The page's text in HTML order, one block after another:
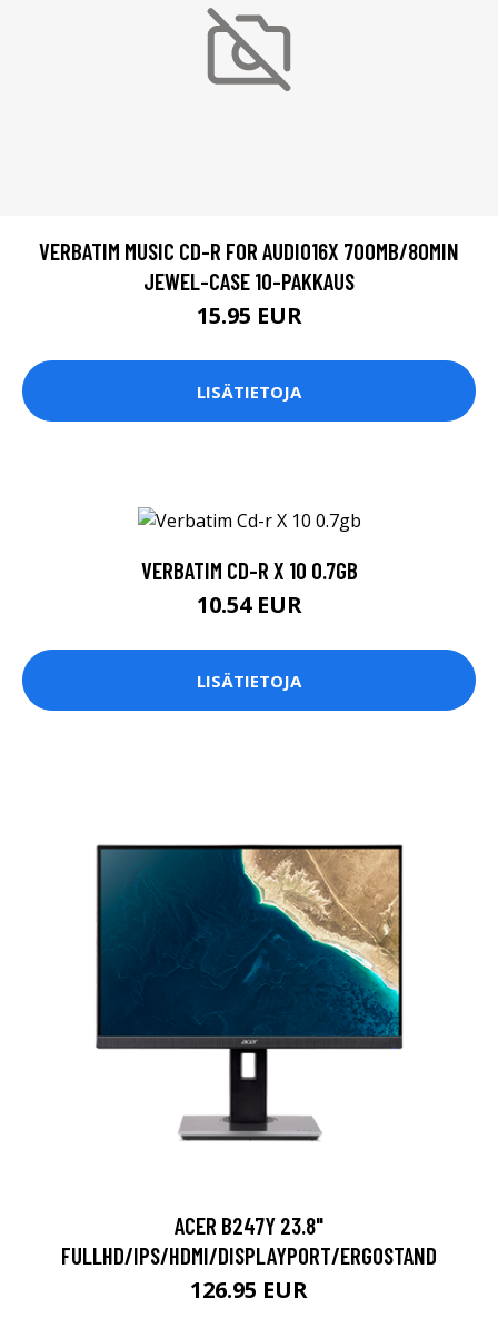
VERBATIM MUSIC CD-R FOR AUDIO16X 700MB/80MIN
JEWEL-CASE 10-PAKKAUS
15.95 EUR
LISÄTIETOJA
VERBATIM CD-R X 10 0.7GB
10.54 EUR
LISÄTIETOJA
ACER B247Y 23.8"
FULLHD/IPS/HDMI/DISPLAYPORT/ERGOSTAND
126.95 EUR